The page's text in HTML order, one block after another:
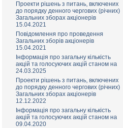
Проекти рішень з питань, включених
до порядку денного чергових (річних)
Загальних зборах акціонерів
15.04.2021
Повідомлення про проведення
Загальних зборів акціонерів
15.04.2021
Інформація про загальну кількість
акцій та голосуючих акцій станом на
24.03.2025
Проекти рішень з питань, включених
до порядку денного чергових (річних)
Загальних зборах акціонерів
12.12.2022
Інформація про загальну кількість
акцій та голосуючих акцій станом на
09.04.2020